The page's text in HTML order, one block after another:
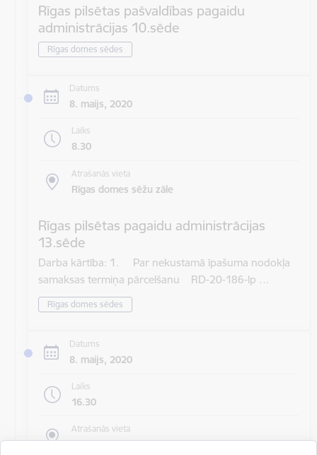
Rīgas pilsētas pašvaldības pagaidu
administrācijas 10.sēde
Rīgas domes sēdes
Datums
8. maijs, 2020
Laiks
8.30
Atrašanās vieta
Rīgas domes sēžu zāle
Rīgas pilsētas pagaidu administrācijas
13.sēde
Darba kārtība: 1. Par nekustamā īpašuma nodokļa
samaksas termiņa pārcelšanu RD-20-186-lp …
Rīgas domes sēdes
Datums
8. maijs, 2020
Laiks
16.30
Atrašanās vieta
Rīgas domes sēžu zāle